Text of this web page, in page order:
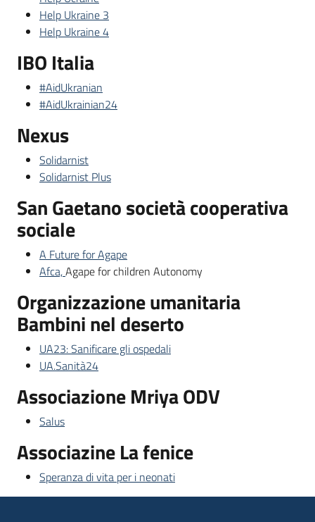
Help Ukraine 3
Help Ukraine 4
IBO Italia
#AidUkranian
#AidUkrainian24
Nexus
Solidarnist
Solidarnist Plus
San Gaetano società cooperativa
sociale
A Future for Agape
Afca,Agape for children Autonomy
Organizzazione umanitaria
Bambini nel deserto
UA23: Sanificare gli ospedali
UA.Sanità24
Associazione Mriya ODV
Salus
Associazine La fenice
Speranza di vita per i neonati